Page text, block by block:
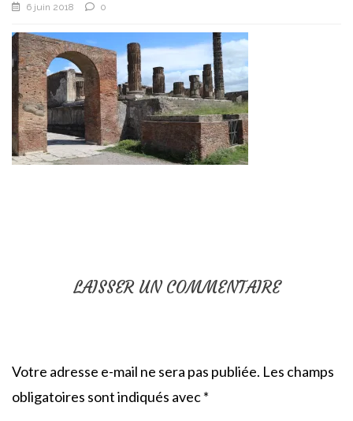
6 juin 2018 0
LAISSER UN COMMENTAIRE
Votre adresse e-mail ne sera pas publiée. Les champs
obligatoires sont indiqués avec*